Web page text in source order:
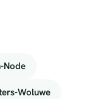
Node
Woluwe